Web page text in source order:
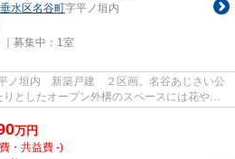
水区名谷町字平ノ垣内
募集中： 1室
ノ垣内 新築戸建 ２区画。名谷あじさい公
としたオープン外構のスペースには花や緑
万円
・共益費 -)